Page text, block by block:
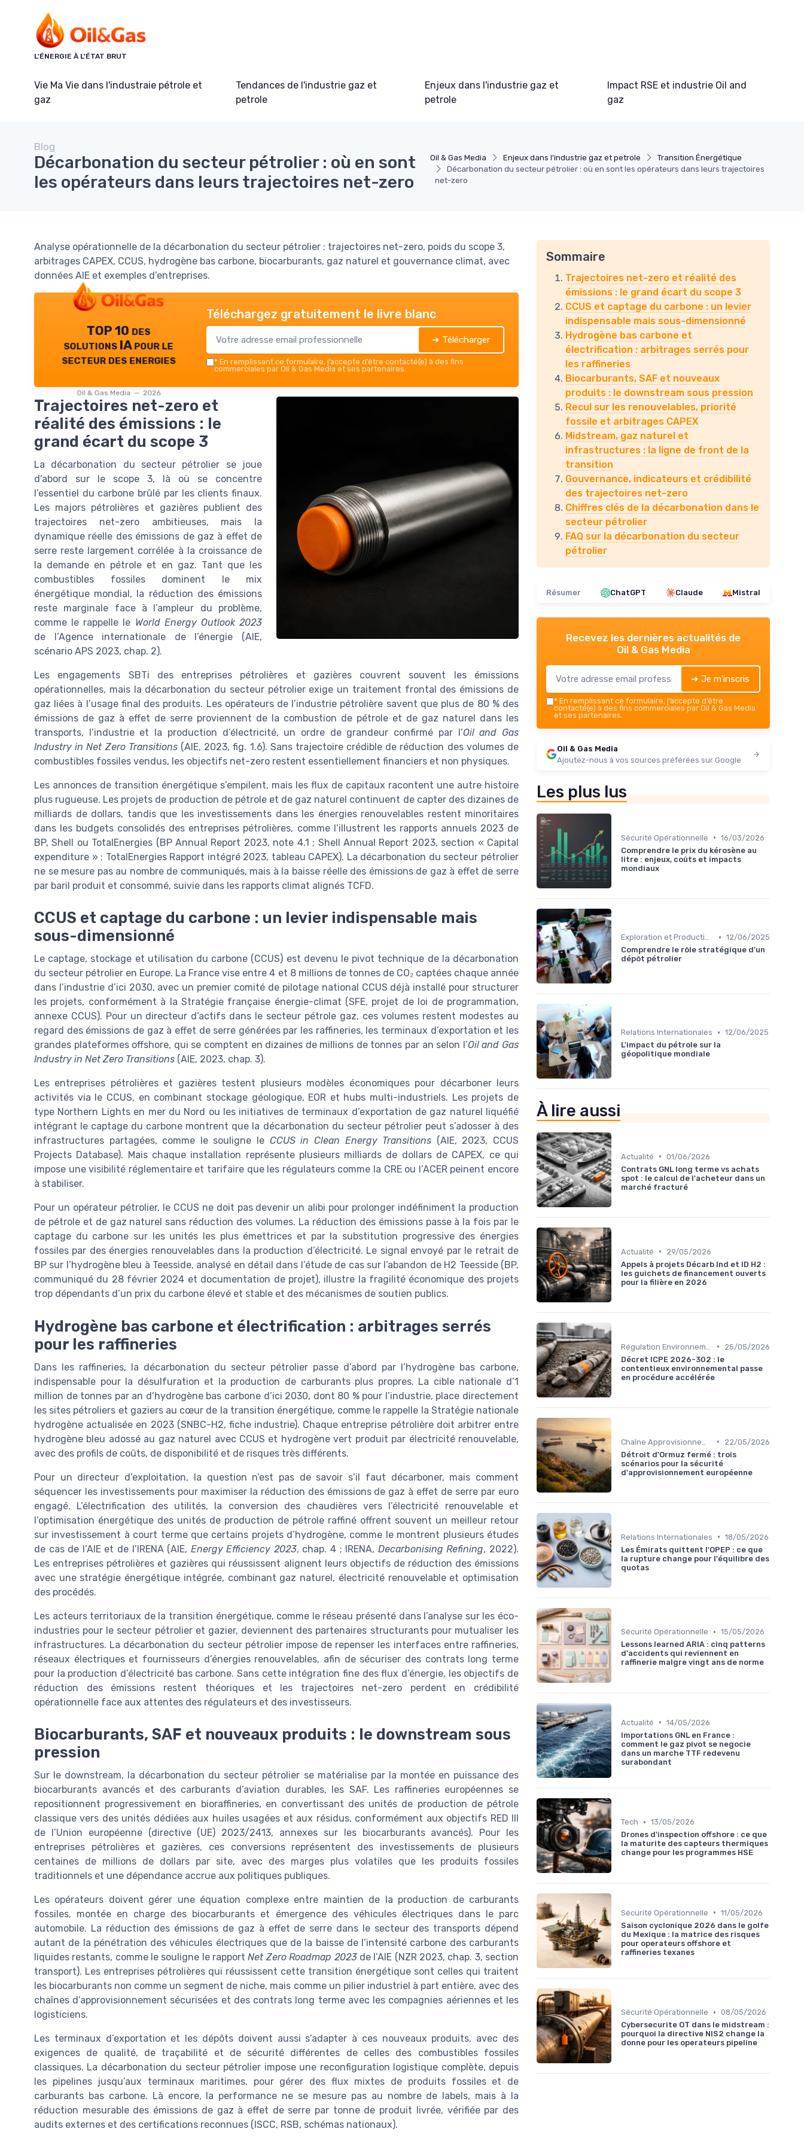
L'ÉNERGIE À L'ÉTAT BRUT
Vie Ma Vie dans l'industraie pétrole et
gaz
Tendances de l'industrie gaz et
petrole
Enjeux dans l'industrie gaz et
petrole
Impact RSE et industrie Oil and
gaz
Oil & Gas Media Enjeux dans l'industrie gaz et petrole
Transition Énergétique
Décarbonation du secteur pétrolier : où en sont les opérateurs dans leurs trajectoires
net-zero
Blog
Décarbonation du secteur pétrolier : où en sont
les opérateurs dans leurs trajectoires net-zero
Analyse opérationnelle de la décarbonation du secteur pétrolier : trajectoires net-zero, poids du scope 3,
arbitrages CAPEX, CCUS, hydrogène bas carbone, biocarburants, gaz naturel et gouvernance climat, avec
données AIE et exemples d’entreprises.
TOP 10 des
solutions IA pour le
secteur des energies
Oil & Gas Media — 2026
Téléchargez gratuitement le livre blanc
➔ Télécharger
* En remplissant ce formulaire, j’accepte d’être contacté(e) à des fins
commerciales par Oil & Gas Media et ses partenaires.
Trajectoires net-zero et
réalité des émissions : le
grand écart du scope 3
La décarbonation du secteur pétrolier se joue
d’abord sur le scope 3, là où se concentre
l’essentiel du carbone brûlé par les clients finaux.
Les majors pétrolières et gazières publient des
trajectoires net-zero ambitieuses, mais la
dynamique réelle des émissions de gaz à effet de
serre reste largement corrélée à la croissance de
la demande en pétrole et en gaz. Tant que les
combustibles fossiles dominent le mix
énergétique mondial, la réduction des émissions
reste marginale face à l’ampleur du problème,
comme le rappelle le World Energy Outlook 2023
de l’Agence internationale de l’énergie (AIE,
scénario APS 2023, chap. 2).
Les engagements SBTi des entreprises pétrolières et gazières couvrent souvent les émissions
opérationnelles, mais la décarbonation du secteur pétrolier exige un traitement frontal des émissions de
gaz liées à l’usage final des produits. Les opérateurs de l’industrie pétrolière savent que plus de 80 % des
émissions de gaz à effet de serre proviennent de la combustion de pétrole et de gaz naturel dans les
transports, l’industrie et la production d’électricité, un ordre de grandeur confirmé par l’Oil and Gas
Industry in Net Zero Transitions(AIE, 2023, fig. 1.6). Sans trajectoire crédible de réduction des volumes de
combustibles fossiles vendus, les objectifs net-zero restent essentiellement financiers et non physiques.
Les annonces de transition énergétique s’empilent, mais les flux de capitaux racontent une autre histoire
plus rugueuse. Les projets de production de pétrole et de gaz naturel continuent de capter des dizaines de
milliards de dollars, tandis que les investissements dans les énergies renouvelables restent minoritaires
dans les budgets consolidés des entreprises pétrolières, comme l’illustrent les rapports annuels 2023 de
BP, Shell ou TotalEnergies (BP Annual Report 2023, note 4.1 ; Shell Annual Report 2023, section « Capital
expenditure » ; TotalEnergies Rapport intégré 2023, tableau CAPEX). La décarbonation du secteur pétrolier
ne se mesure pas au nombre de communiqués, mais à la baisse réelle des émissions de gaz à effet de serre
par baril produit et consommé, suivie dans les rapports climat alignés TCFD.
CCUS et captage du carbone : un levier indispensable mais
sous-dimensionné
Le captage, stockage et utilisation du carbone (CCUS) est devenu le pivot technique de la décarbonation
du secteur pétrolier en Europe. La France vise entre 4 et 8 millions de tonnes de CO₂ captées chaque année
dans l’industrie d’ici 2030, avec un premier comité de pilotage national CCUS déjà installé pour structurer
les projets, conformément à la Stratégie française énergie-climat (SFE, projet de loi de programmation,
annexe CCUS). Pour un directeur d’actifs dans le secteur pétrole gaz, ces volumes restent modestes au
regard des émissions de gaz à effet de serre générées par les raffineries, les terminaux d’exportation et les
grandes plateformes offshore, qui se comptent en dizaines de millions de tonnes par an selon l’Oil and Gas
Industry in Net Zero Transitions (AIE, 2023, chap. 3).
Les entreprises pétrolières et gazières testent plusieurs modèles économiques pour décarboner leurs
activités via le CCUS, en combinant stockage géologique, EOR et hubs multi-industriels. Les projets de
type Northern Lights en mer du Nord ou les initiatives de terminaux d’exportation de gaz naturel liquéfié
intégrant le captage du carbone montrent que la décarbonation du secteur pétrolier peut s’adosser à des
infrastructures partagées, comme le souligne le CCUS in Clean Energy Transitions (AIE, 2023, CCUS
Projects Database). Mais chaque installation représente plusieurs milliards de dollars de CAPEX, ce qui
impose une visibilité réglementaire et tarifaire que les régulateurs comme la CRE ou l’ACER peinent encore
à stabiliser.
Pour un opérateur pétrolier, le CCUS ne doit pas devenir un alibi pour prolonger indéfiniment la production
de pétrole et de gaz naturel sans réduction des volumes. La réduction des émissions passe à la fois par le
captage du carbone sur les unités les plus émettrices et par la substitution progressive des énergies
fossiles par des énergies renouvelables dans la production d’électricité. Le signal envoyé par le retrait de
BP sur l’hydrogène bleu à Teesside, analysé en détail dans l’étude de cas sur l’abandon de H2 Teesside (BP,
communiqué du 28 février 2024 et documentation de projet), illustre la fragilité économique des projets
trop dépendants d’un prix du carbone élevé et stable et des mécanismes de soutien publics.
Hydrogène bas carbone et électrification : arbitrages serrés
pour les raffineries
Dans les raffineries, la décarbonation du secteur pétrolier passe d’abord par l’hydrogène bas carbone,
indispensable pour la désulfuration et la production de carburants plus propres. La cible nationale d’1
million de tonnes par an d’hydrogène bas carbone d’ici 2030, dont 80 % pour l’industrie, place directement
les sites pétroliers et gaziers au cœur de la transition énergétique, comme le rappelle la Stratégie nationale
hydrogène actualisée en 2023 (SNBC-H2, fiche industrie). Chaque entreprise pétrolière doit arbitrer entre
hydrogène bleu adossé au gaz naturel avec CCUS et hydrogène vert produit par électricité renouvelable,
avec des profils de coûts, de disponibilité et de risques très différents.
Pour un directeur d’exploitation, la question n’est pas de savoir s’il faut décarboner, mais comment
séquencer les investissements pour maximiser la réduction des émissions de gaz à effet de serre par euro
engagé. L’électrification des utilités, la conversion des chaudières vers l’électricité renouvelable et
l’optimisation énergétique des unités de production de pétrole raffiné offrent souvent un meilleur retour
sur investissement à court terme que certains projets d’hydrogène, comme le montrent plusieurs études
de cas de l’AIE et de l’IRENA (AIE, Energy Efficiency 2023, chap. 4 ; IRENA, Decarbonising Refining, 2022).
Les entreprises pétrolières et gazières qui réussissent alignent leurs objectifs de réduction des émissions
avec une stratégie énergétique intégrée, combinant gaz naturel, électricité renouvelable et optimisation
des procédés.
Les acteurs territoriaux de la transition énergétique, comme le réseau présenté dans l’analyse sur les éco-
industries pour le secteur pétrolier et gazier, deviennent des partenaires structurants pour mutualiser les
infrastructures. La décarbonation du secteur pétrolier impose de repenser les interfaces entre raffineries,
réseaux électriques et fournisseurs d’énergies renouvelables, afin de sécuriser des contrats long terme
pour la production d’électricité bas carbone. Sans cette intégration fine des flux d’énergie, les objectifs de
réduction des émissions restent théoriques et les trajectoires net-zero perdent en crédibilité
opérationnelle face aux attentes des régulateurs et des investisseurs.
Biocarburants, SAF et nouveaux produits : le downstream sous
pression
Sur le downstream, la décarbonation du secteur pétrolier se matérialise par la montée en puissance des
biocarburants avancés et des carburants d’aviation durables, les SAF. Les raffineries européennes se
repositionnent progressivement en bioraffineries, en convertissant des unités de production de pétrole
classique vers des unités dédiées aux huiles usagées et aux résidus, conformément aux objectifs RED III
de l’Union européenne (directive (UE) 2023/2413, annexes sur les biocarburants avancés). Pour les
entreprises pétrolières et gazières, ces conversions représentent des investissements de plusieurs
centaines de millions de dollars par site, avec des marges plus volatiles que les produits fossiles
traditionnels et une dépendance accrue aux politiques publiques.
Les opérateurs doivent gérer une équation complexe entre maintien de la production de carburants
fossiles, montée en charge des biocarburants et émergence des véhicules électriques dans le parc
automobile. La réduction des émissions de gaz à effet de serre dans le secteur des transports dépend
autant de la pénétration des véhicules électriques que de la baisse de l’intensité carbone des carburants
liquides restants, comme le souligne le rapportNet Zero Roadmap 2023de l’AIE (NZR 2023, chap. 3, section
transport). Les entreprises pétrolières qui réussissent cette transition énergétique sont celles qui traitent
les biocarburants non comme un segment de niche, mais comme un pilier industriel à part entière, avec des
chaînes d’approvisionnement sécurisées et des contrats long terme avec les compagnies aériennes et les
logisticiens.
Les terminaux d’exportation et les dépôts doivent aussi s’adapter à ces nouveaux produits, avec des
exigences de qualité, de traçabilité et de sécurité différentes de celles des combustibles fossiles
classiques. La décarbonation du secteur pétrolier impose une reconfiguration logistique complète, depuis
les pipelines jusqu’aux terminaux maritimes, pour gérer des flux mixtes de produits fossiles et de
carburants bas carbone. Là encore, la performance ne se mesure pas au nombre de labels, mais à la
réduction mesurable des émissions de gaz à effet de serre par tonne de produit livrée, vérifiée par des
audits externes et des certifications reconnues (ISCC, RSB, schémas nationaux).
Sommaire
Trajectoires net-zero et réalité des
émissions : le grand écart du scope 3
CCUS et captage du carbone : un levier
indispensable mais sous-dimensionné
Hydrogène bas carbone et
électrification : arbitrages serrés pour
les raffineries
Biocarburants, SAF et nouveaux
produits : le downstream sous pression
Recul sur les renouvelables, priorité
fossile et arbitrages CAPEX
Midstream, gaz naturel et
infrastructures : la ligne de front de la
transition
Gouvernance, indicateurs et crédibilité
des trajectoires net-zero
Chiffres clés de la décarbonation dans le
secteur pétrolier
FAQ sur la décarbonation du secteur
pétrolier
Résumer ChatGPT Claude Mistral
Recevez les dernières actualités de
Oil & Gas Media
➔ Je m'inscris
* En remplissant ce formulaire, j’accepte d’être
contacté(e) à des fins commerciales par Oil & Gas Media
et ses partenaires.
Oil & Gas Media
Ajoutez-nous à vos sources préférées sur Google
Les plus lus
Sécurité Opérationnelle • 16/03/2026
Comprendre le prix du kérosène au
litre : enjeux, coûts et impacts
mondiaux
Exploration et Production • 12/06/2025
Comprendre le rôle stratégique d'un
dépôt pétrolier
Relations Internationales • 12/06/2025
L'impact du pétrole sur la
géopolitique mondiale
À lire aussi
Actualité • 01/06/2026
Contrats GNL long terme vs achats
spot : le calcul de l'acheteur dans un
marché fracturé
Actualité •
29/05/2026
Appels à projets Décarb Ind et ID H2 :
les guichets de financement ouverts
pour la filière en 2026
•
25/05/2026
Décret ICPE 2026-302 : le
contentieux environnemental passe
en procédure accélérée
•
22/05/2026
Détroit d'Ormuz fermé : trois
scénarios pour la sécurité
d'approvisionnement européenne
Relations Internationales • 18/05/2026
Les Émirats quittent l'OPEP : ce que
la rupture change pour l'équilibre des
quotas
Sécurité Opérationnelle • 15/05/2026
Lessons learned ARIA : cinq patterns
d'accidents qui reviennent en
raffinerie malgre vingt ans de norme
Actualité • 14/05/2026
Importations GNL en France :
comment le gaz pivot se negocie
dans un marche TTF redevenu
surabondant
Tech • 13/05/2026
Drones d'inspection offshore : ce que
la maturite des capteurs thermiques
change pour les programmes HSE
Sécurité Opérationnelle • 11/05/2026
Saison cyclonique 2026 dans le golfe
du Mexique : la matrice des risques
pour operateurs offshore et
raffineries texanes
Sécurité Opérationnelle • 08/05/2026
Cybersecurite OT dans le midstream :
pourquoi la directive NIS2 change la
donne pour les operateurs pipeline